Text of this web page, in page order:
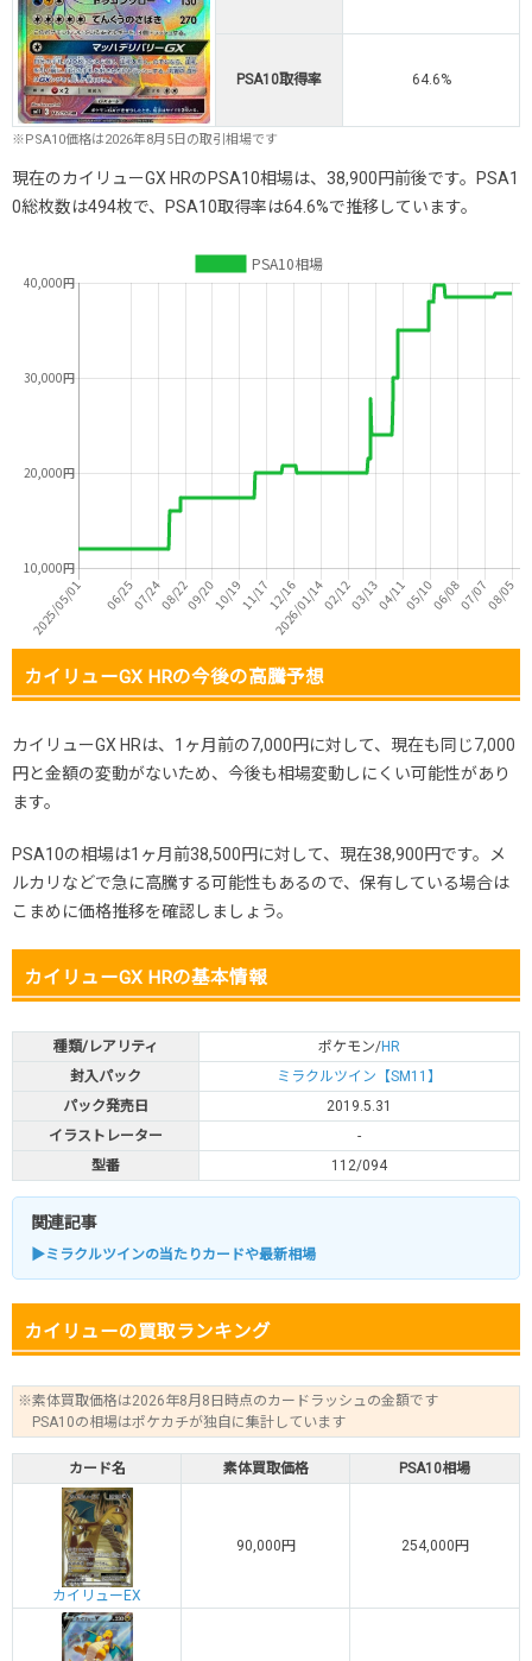
PSA10取得率 64.6%
※PSA10価格は2026年8月5日の取引相場です
現在のカイリューGX HRのPSA10相場は、38,900円前後です。PSA1
0総枚数は494枚で、PSA10取得率は64.6%で推移しています。
カイリューGX HRの今後の高騰予想
カイリューGX HRは、1ヶ月前の7,000円に対して、現在も同じ7,000
円と金額の変動がないため、今後も相場変動しにくい可能性があり
ます。
PSA10の相場は1ヶ月前38,500円に対して、現在38,900円です。メ
ルカリなどで急に高騰する可能性もあるので、保有している場合は
こまめに価格推移を確認しましょう。
カイリューGX HRの基本情報
種類/レアリティ ポケモン/HR
封入パック
ミラクルツイン【SM11】
パック発売日
2019.5.31
イラストレーター
-
型番
112/094
関連記事
▶ミラクルツインの当たりカードや最新相場
カイリューの買取ランキング
※素体買取価格は2026年8月8日時点のカードラッシュの金額です
PSA10の相場はポケカチが独自に集計しています
カード名 素体買取価格 PSA10相場
カイリューEX
90,000円 254,000円